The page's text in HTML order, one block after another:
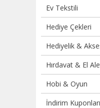
Ev Tekstili
Hediye Çekleri
Hediyelik &
Hırdavat & El
Hobi & Oyun
İndirim Kuponları